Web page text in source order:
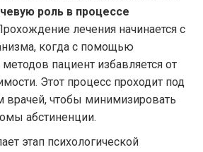
роль в процессе
лечения начинается с
когда с помощью
пациент избавляется от
Этот процесс проходит под
врачей, чтобы минимизировать
абстиненции.
этап психологической